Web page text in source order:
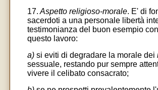
17. Aspetto religioso-morale. E' di
sacerdoti a una personale libertà
testimonianza del buon esempio
questo lavoro:
a) si eviti di degradare la morale dei
sessuale, restando pur sempre
vivere il celibato consacrato;